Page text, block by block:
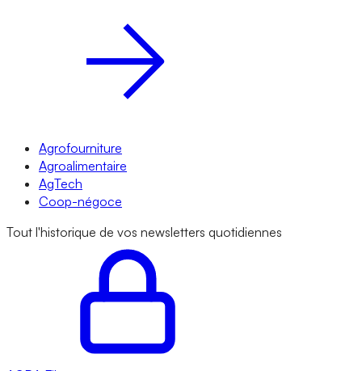
Agrofourniture
Agroalimentaire
AgTech
Coop-négoce
Tout l'historique de vos newsletters quotidiennes